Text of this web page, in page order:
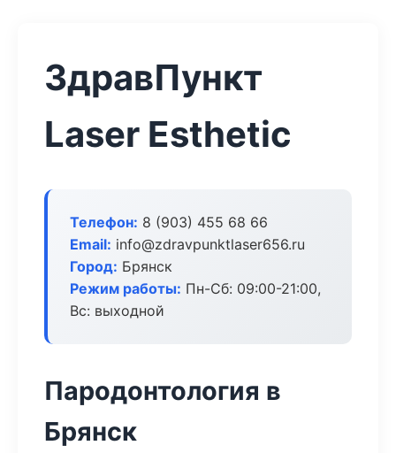
ЗдравПункт
Laser Esthetic
Телефон: 8 (903) 455 68 66
Email: info@zdravpunktlaser656.ru
Город: Брянск
Режим работы: Пн-Сб: 09:00-21:00,
Вс: выходной
Пародонтология в
Брянск